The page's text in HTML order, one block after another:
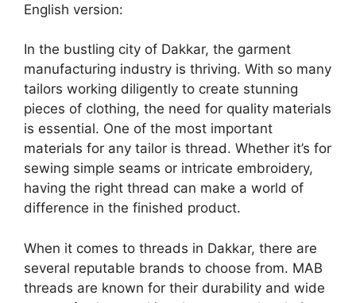
English version:
In the bustling city of Dakkar, the garment
manufacturing industry is thriving. With so many
tailors working diligently to create stunning
pieces of clothing, the need for quality materials
is essential. One of the most important
materials for any tailor is thread. Whether it’s for
sewing simple seams or intricate embroidery,
having the right thread can make a world of
difference in the finished product.
When it comes to threads in Dakkar, there are
several reputable brands to choose from. MAB
threads are known for their durability and wide